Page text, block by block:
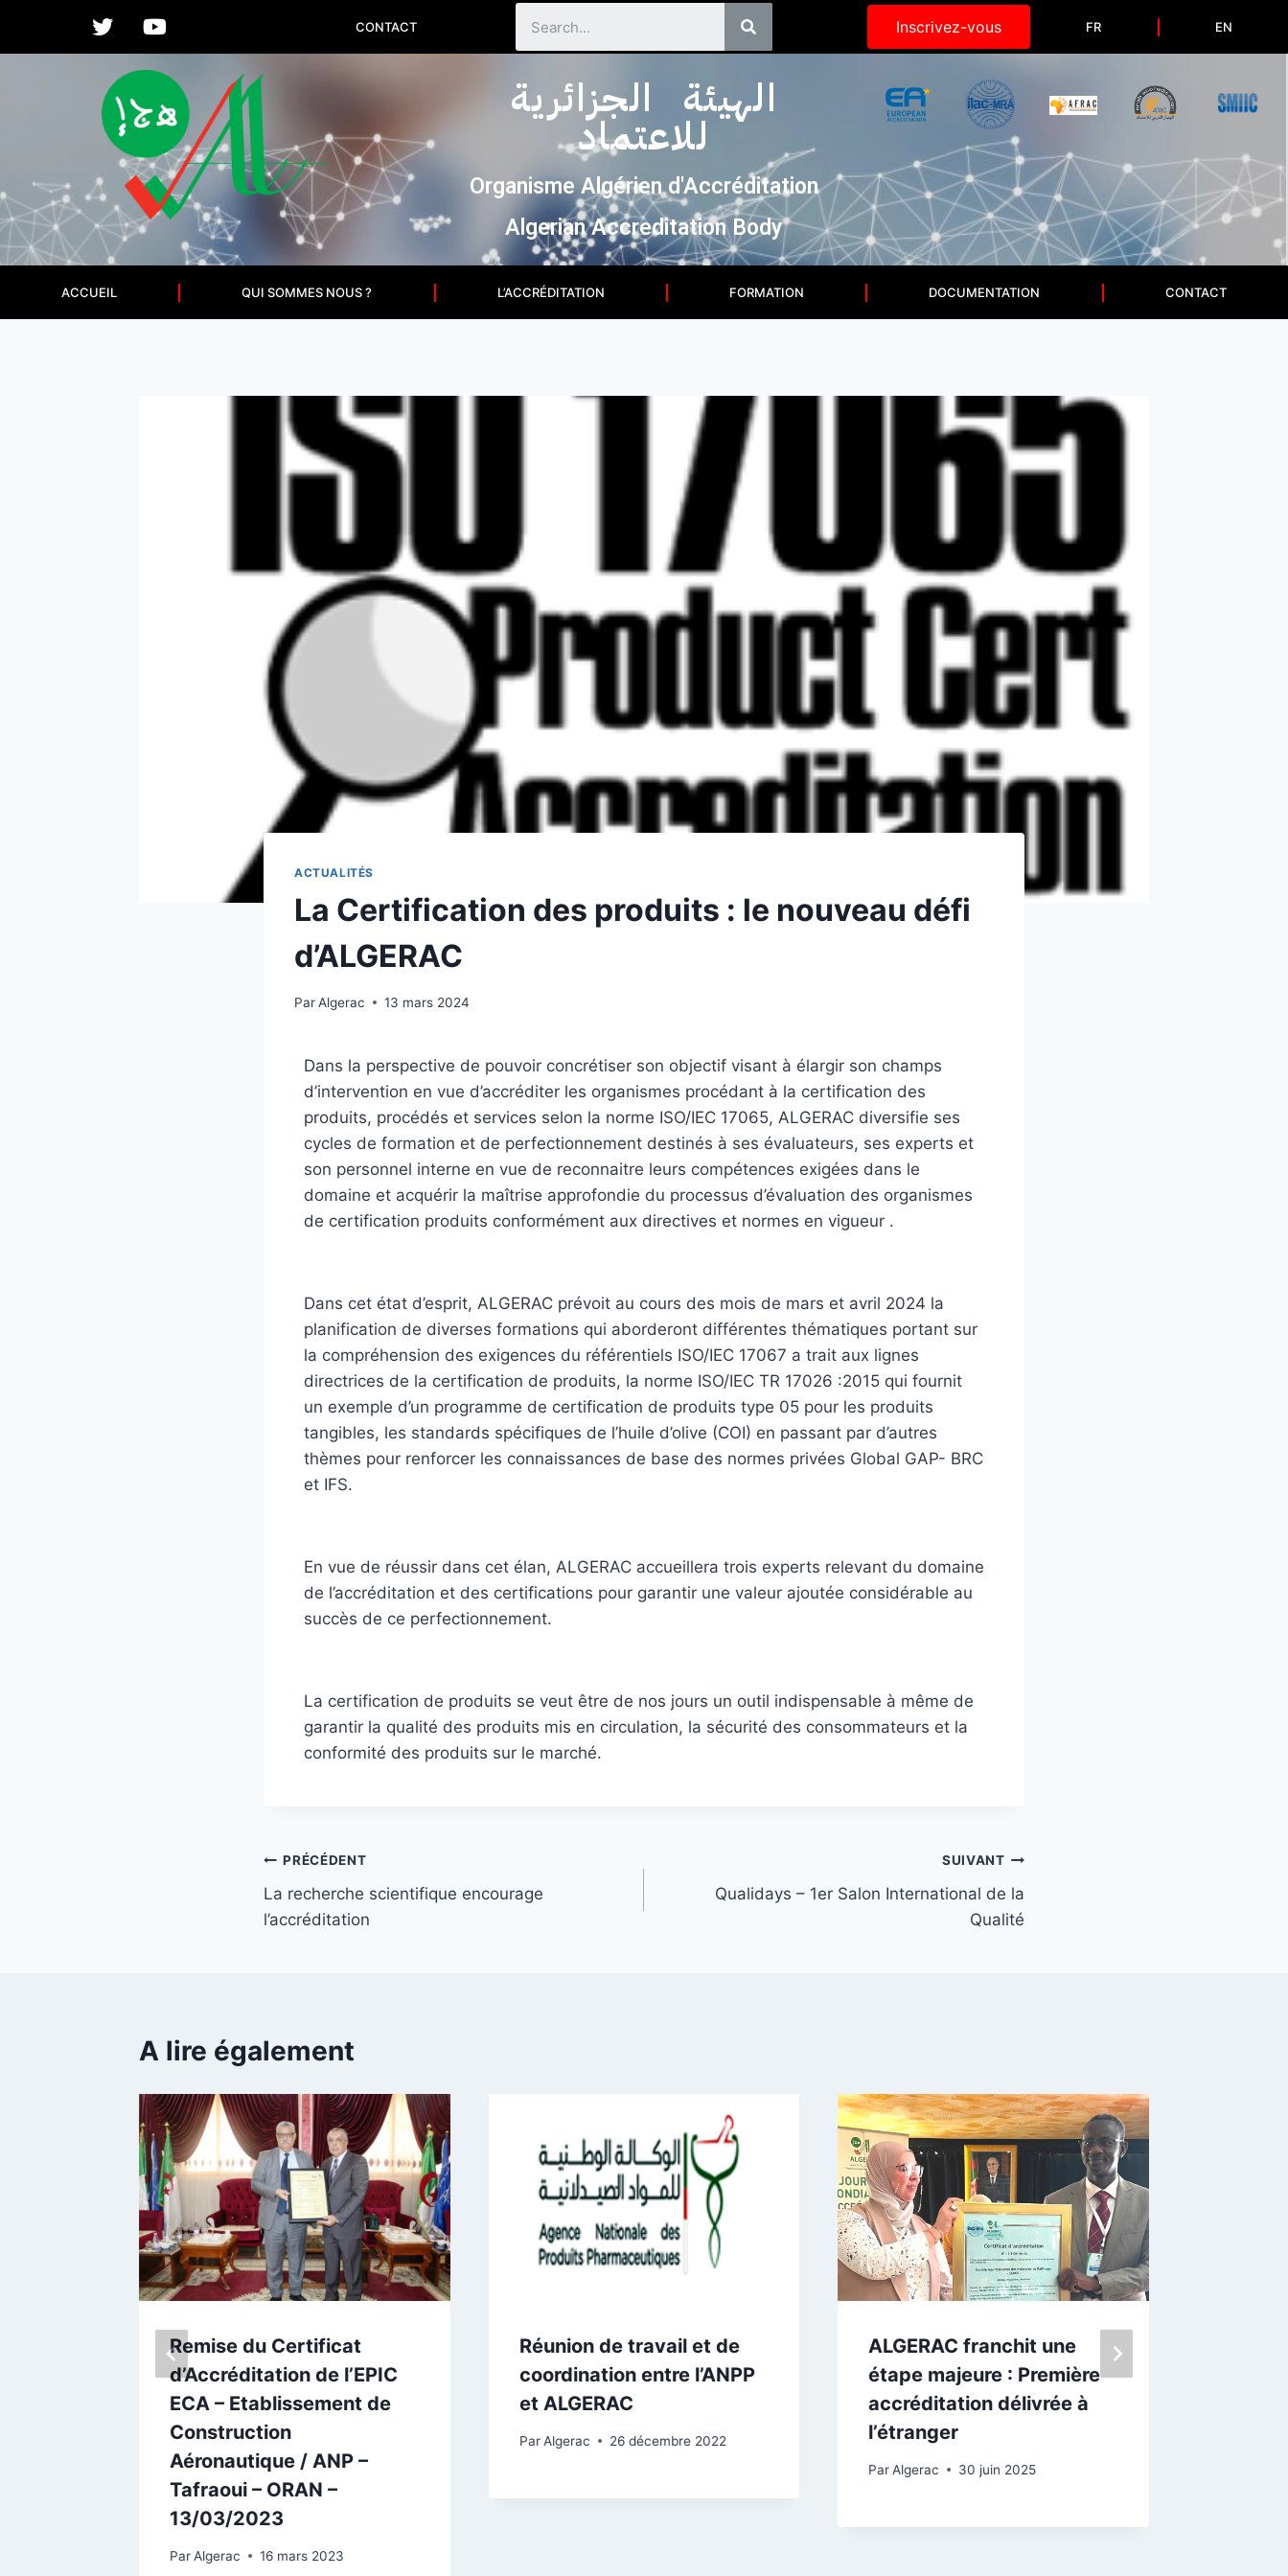
CONTACT Inscrivez-vous FR EN
الهيئة الجزائرية
للاعتماد
Organisme Algérien d'Accréditation
Algerian Accreditation Body
ACCUEIL QUI SOMMES NOUS ? L’ACCRÉDITATION FORMATION DOCUMENTATION CONTACT
ACTUALITÉS
La Certification des produits : le nouveau défi
d’ALGERAC
ParAlgerac 13 mars 2024
Dans la perspective de pouvoir concrétiser son objectif visant à élargir son champs
d’intervention en vue d’accréditer les organismes procédant à la certification des
produits, procédés et services selon la norme ISO/IEC 17065, ALGERAC diversifie ses
cycles de formation et de perfectionnement destinés à ses évaluateurs, ses experts et
son personnel interne en vue de reconnaitre leurs compétences exigées dans le
domaine et acquérir la maîtrise approfondie du processus d’évaluation des organismes
de certification produits conformément aux directives et normes en vigueur .
Dans cet état d’esprit, ALGERAC prévoit au cours des mois de mars et avril 2024 la
planification de diverses formations qui aborderont différentes thématiques portant sur
la compréhension des exigences du référentiels ISO/IEC 17067 a trait aux lignes
directrices de la certification de produits, la norme ISO/IEC TR 17026 :2015 qui fournit
un exemple d’un programme de certification de produits type 05 pour les produits
tangibles, les standards spécifiques de l’huile d’olive (COI) en passant par d’autres
thèmes pour renforcer les connaissances de base des normes privées Global GAP- BRC
et IFS.
En vue de réussir dans cet élan, ALGERAC accueillera trois experts relevant du domaine
de l’accréditation et des certifications pour garantir une valeur ajoutée considérable au
succès de ce perfectionnement.
La certification de produits se veut être de nos jours un outil indispensable à même de
garantir la qualité des produits mis en circulation, la sécurité des consommateurs et la
conformité des produits sur le marché.
PRÉCÉDENT
La recherche scientifique encourage
l’accréditation
SUIVANT
Qualidays – 1er Salon International de la
Qualité
A lire également
Remise du Certificat
d’Accréditation de l’EPIC
ECA – Etablissement de
Construction
Aéronautique / ANP –
Tafraoui – ORAN –
13/03/2023
Par Algerac 16 mars 2023
Réunion de travail et de
coordination entre l’ANPP
et ALGERAC
Par Algerac 26 décembre 2022
ALGERAC franchit une
étape majeure : Première
accréditation délivrée à
l’étranger
Par Algerac 30 juin 2025